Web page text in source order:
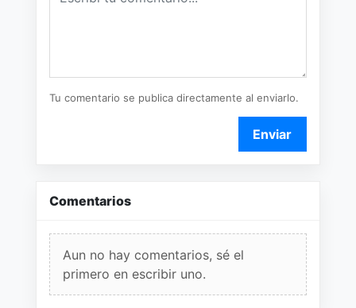
Tu comentario se publica directamente al enviarlo.
Enviar
Comentarios
Aun no hay comentarios, sé el
primero en escribir uno.